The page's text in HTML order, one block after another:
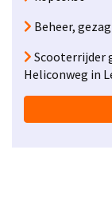
Beheer,
Scooterrijder
Heliconweg in